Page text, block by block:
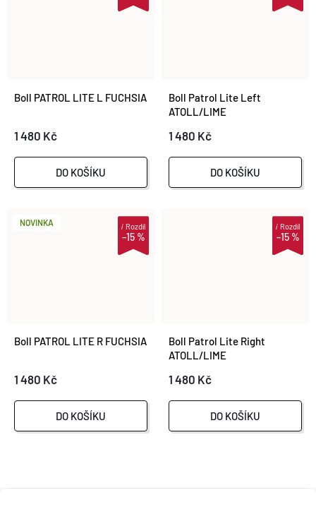
Boll PATROL LITE L FUCHSIA
1 480 Kč
DO KOŠÍKU
Boll Patrol Lite Left
ATOLL/LIME
1 480 Kč
DO KOŠÍKU
NOVINKA
–15 %
iRozdíl
Boll PATROL LITE R FUCHSIA
1 480 Kč
DO KOŠÍKU
–15 %
iRozdíl
Boll Patrol Lite Right
ATOLL/LIME
1 480 Kč
DO KOŠÍKU